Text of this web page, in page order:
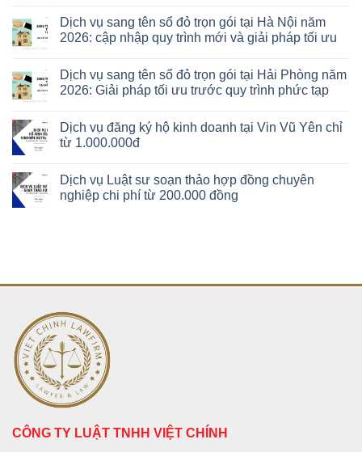
Dịch vụ sang tên sổ đỏ trọn gói tại Hà Nội năm
2026: cập nhập quy trình mới và giải pháp tối ưu
Dịch vụ sang tên sổ đỏ trọn gói tại Hải Phòng năm
2026: Giải pháp tối ưu trước quy trình phức tạp
Dịch vụ đăng ký hộ kinh doanh tại Vin Vũ Yên chỉ
từ 1.000.000đ
Dịch vụ Luật sư soạn thảo hợp đồng chuyên
nghiệp chi phí từ 200.000 đồng
CÔNG TY LUẬT TNHH VIỆT CHÍNH